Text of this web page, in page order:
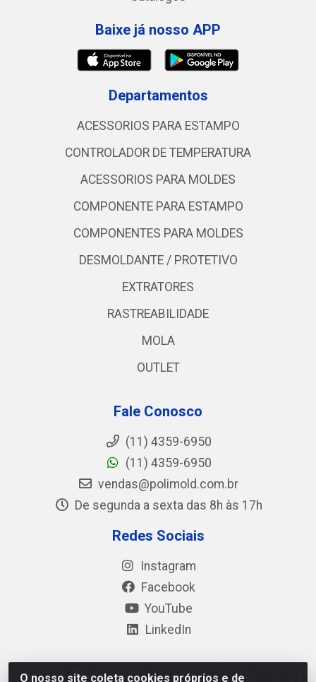
O nosso site coleta cookies próprios e de
Baixe já nosso APP
Departamentos
ACESSORIOS PARA ESTAMPO
CONTROLADOR DE TEMPERATURA
ACESSORIOS PARA MOLDES
COMPONENTE PARA ESTAMPO
COMPONENTES PARA MOLDES
DESMOLDANTE / PROTETIVO
EXTRATORES
RASTREABILIDADE
MOLA
OUTLET
Fale Conosco
(11) 4359-6950
(11) 4359-6950
vendas@polimold.com.br
De segunda a sexta das 8h às 17h
Redes Sociais
Instagram
Facebook
YouTube
LinkedIn